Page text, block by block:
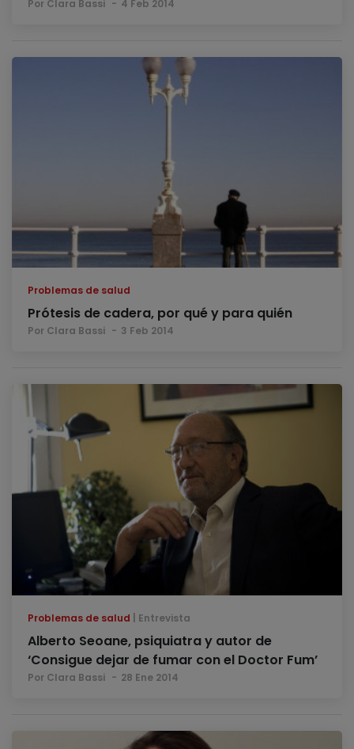
Por Clara Bassi 4 Feb 2014
Problemas de salud
Prótesis de cadera, por qué y para quién
Por Clara Bassi 3 Feb 2014
Problemas de salud Entrevista
Alberto Seoane, psiquiatra y autor de
‘Consigue dejar de fumar con el Doctor Fum’
Por Clara Bassi 28 Ene 2014